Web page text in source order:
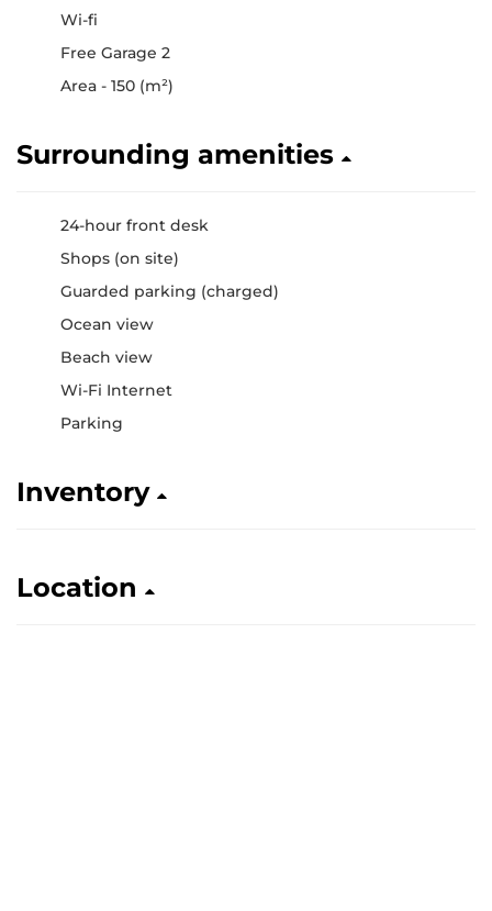
Wi-fi
Free Garage 2
Area - 150 (m²)
Surrounding amenities
24-hour front desk
Shops (on site)
Guarded parking (charged)
Ocean view
Beach view
Wi-Fi Internet
Parking
Inventory
Location